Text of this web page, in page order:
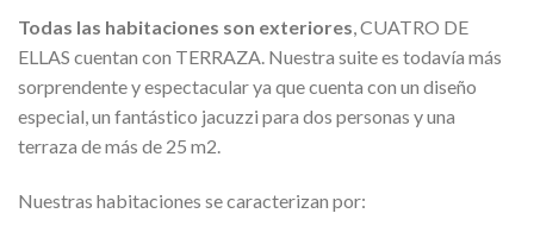
Todas las habitaciones son exteriores, CUATRO DE
ELLAS cuentan con TERRAZA. Nuestra suite es todavía más
sorprendente y espectacular ya que cuenta con un diseño
especial, un fantástico jacuzzi para dos personas y una
terraza de más de 25 m2.
Nuestras habitaciones se caracterizan por: